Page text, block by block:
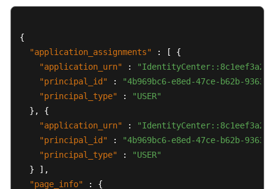
应
序
列
ListApplicationAssignmentsForPrincipal
应
用
程
序
证
{
"application_assignments"
: [
{
"application_urn"
:
"principal_id"
:
"4b969bc6-e8ed-47ce-b62b-
"principal_type"
:
"USER"
} ,
{
"application_urn"
:
"principal_id"
:
"4b969bc6-e8ed-47ce-b62b-
"principal_type"
:
"USER"
}
] ,
"page_info"
: {